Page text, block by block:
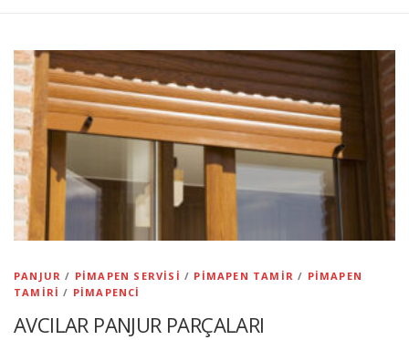
PANJUR / PIMAPEN SERVISI / PIMAPEN TAMIR / PIMAPEN
TAMIRI / PIMAPENCI
AVCILAR PANJUR PARÇALARI